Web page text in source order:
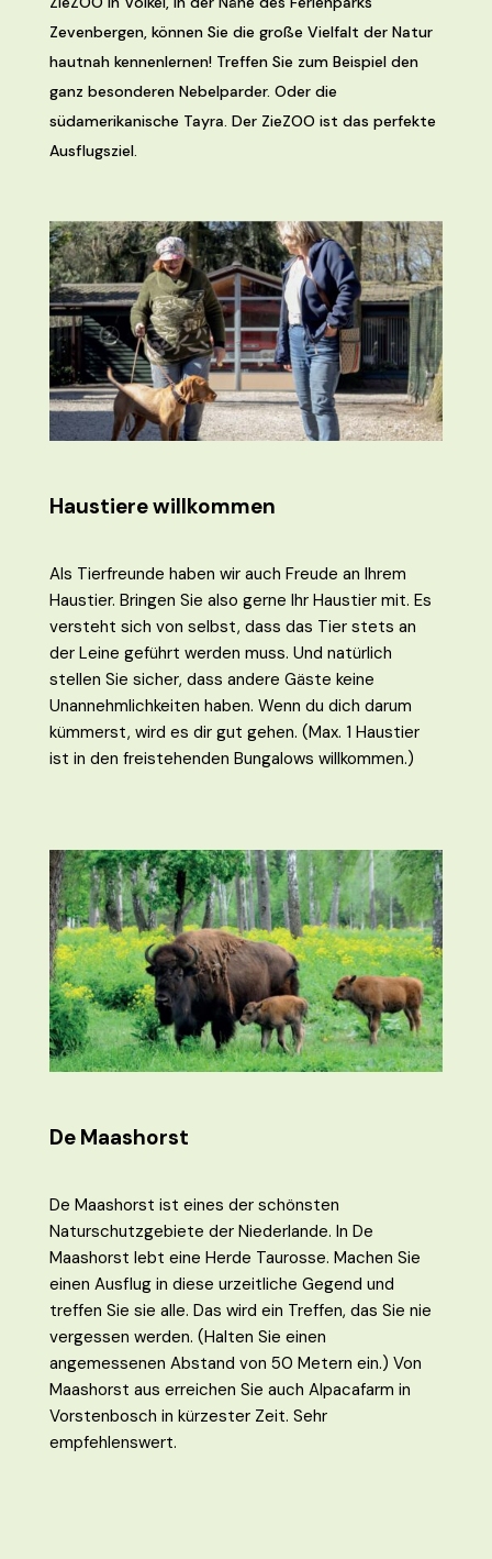
Zevenbergen, können Sie die große Vielfalt der Natur
hautnah kennenlernen! Treffen Sie zum Beispiel den
ganz besonderen Nebelparder. Oder die
südamerikanische Tayra. Der ZieZOO ist das perfekte
Ausflugsziel.
Haustiere willkommen
Als Tierfreunde haben wir auch Freude an Ihrem
Haustier. Bringen Sie also gerne Ihr Haustier mit. Es
versteht sich von selbst, dass das Tier stets an
der Leine geführt werden muss. Und natürlich
stellen Sie sicher, dass andere Gäste keine
Unannehmlichkeiten haben. Wenn du dich darum
kümmerst, wird es dir gut gehen. (Max. 1 Haustier
ist in den freistehenden Bungalows willkommen.)
De Maashorst
De Maashorst ist eines der schönsten
Naturschutzgebiete der Niederlande. In De
Maashorst lebt eine Herde Taurosse. Machen Sie
einen Ausflug in diese urzeitliche Gegend und
treffen Sie sie alle. Das wird ein Treffen, das Sie nie
vergessen werden. (Halten Sie einen
angemessenen Abstand von 50 Metern ein.) Von
Maashorst aus erreichen Sie auch Alpacafarm in
Vorstenbosch in kürzester Zeit. Sehr
empfehlenswert.